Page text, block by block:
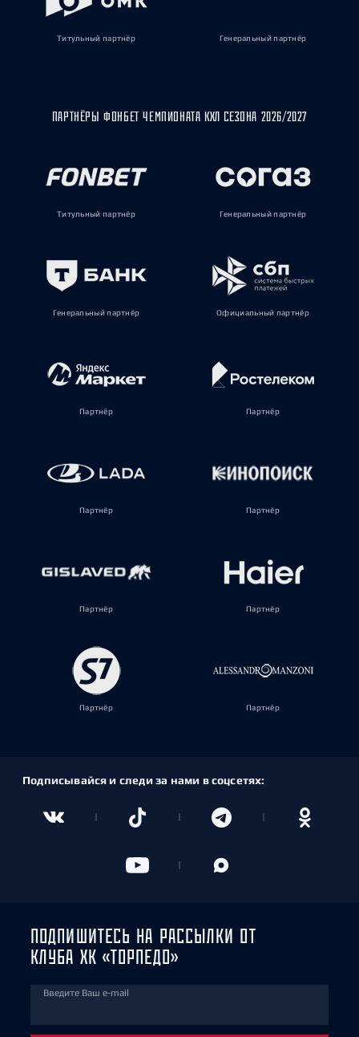
Титульный партнёр Генеральный партнёр
ПАРТНЁРЫ ФОНБЕТ ЧЕМПИОНАТА КХЛ СЕЗОНА 2026/2027
Титульный партнёр Генеральный партнёр
Генеральный партнёр Официальный партнёр
Партнёр Партнёр
Партнёр Партнёр
Партнёр Партнёр
Партнёр Партнёр
Подписывайся и следи за нами в соцсетях:
ПОДПИШИТЕСЬ НА РАССЫЛКИ ОТ
КЛУБА ХК «ТОРПЕДО»
Введите Ваш e-mail